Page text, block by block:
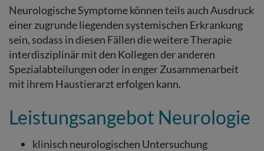
Neurologische Symptome können teils auch Ausdruck
einer zugrunde liegenden systemischen Erkrankung
sein, sodass in diesen Fällen die weitere Therapie
interdisziplinär mit den Kollegen der anderen
Spezialabteilungen oder in enger Zusammenarbeit
mit ihrem Haustierarzt erfolgen kann.
Leistungsangebot Neurologie
klinisch neurologischen Untersuchung